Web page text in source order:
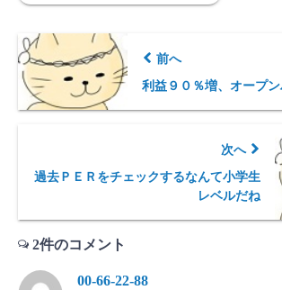
前へ
利益９０％増、オープン
次へ
過去ＰＥＲをチェックするなんて小学生
レベルだね
2件のコメント
00-66-22-88